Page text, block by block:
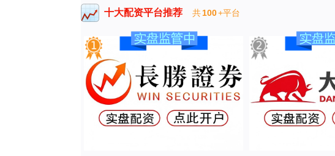
十大配资平台推荐 共100+平台